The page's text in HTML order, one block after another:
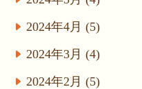
2024年4月 (5)
2024年3月 (4)
2024年2月 (5)